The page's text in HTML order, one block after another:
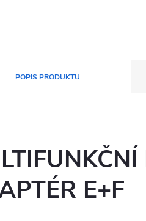
POPIS PRODUKTU
E+F